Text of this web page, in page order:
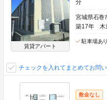
賃貸アパート
分
宮城県石巻
築17年
木
駐車場あり
チェックを入れてまとめてお問
敷金なし